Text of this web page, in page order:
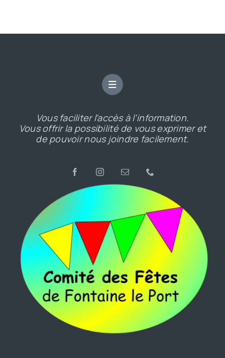
Vous faciliter l’accès à l’information.
Vous offrir la possibilité de vous exprimer et
de pouvoir nous joindre facilement.